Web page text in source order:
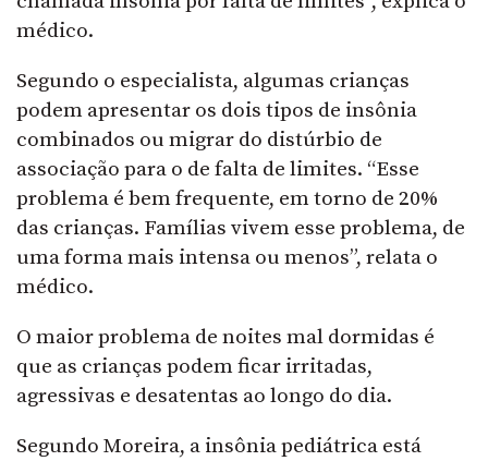
médico.
Segundo o especialista, algumas crianças
podem apresentar os dois tipos de insônia
combinados ou migrar do distúrbio de
associação para o de falta de limites. “Esse
problema é bem frequente, em torno de 20%
das crianças. Famílias vivem esse problema, de
uma forma mais intensa ou menos”, relata o
médico.
O maior problema de noites mal dormidas é
que as crianças podem ficar irritadas,
agressivas e desatentas ao longo do dia.
Segundo Moreira, a insônia pediátrica está